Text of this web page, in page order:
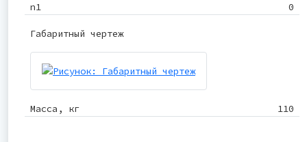
n1
0
Габаритный чертеж
Масса, кг 110